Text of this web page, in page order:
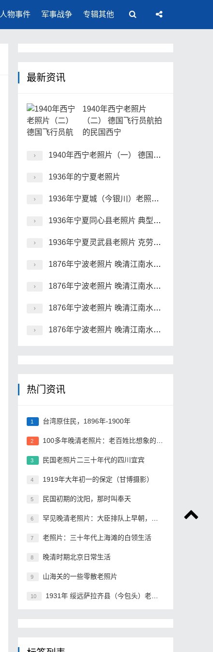
人物事件 军事战争 专辑其他
最新资讯
1940年西宁老照片
（二） 德国飞行员航拍
的民国西宁
1940年西宁老照片（一） 德国飞行员航拍的民国西宁
1936年的宁夏老照片
1936年宁夏城（今银川）老照片 西北重镇银川的民国印象
1936年宁夏同心县老照片 典型的西北旱塬和村子影像
1936年宁夏灵武县老照片 克劳德·毕敬士摄
1876年宁波老照片 晚清江南水乡宁波风貌（四）
1876年宁波老照片 晚清江南水乡宁波风貌（三）
1876年宁波老照片 晚清江南水乡宁波风貌（二）
1876年宁波老照片 晚清江南水乡宁波风貌（一）
热门资讯
1 台湾原住民，1896年-1900年
2 100多年晚清老照片：老百姓比想象的贫穷
3 民国老照片二三十年代的四川宜宾
4 1919年大年初一的保定（甘博摄影）
5 民国初期的沈阳，那时叫奉天
6 罕见晚清老照片：大臣排队上早朝，格格承包晚清最高颜值
7 老照片：三十年代上海滩的白领生活
8 晚清时期北京日常生活
9 山海关的一些零散老照片
10 1931年 绥远萨拉齐县（今包头）老照片